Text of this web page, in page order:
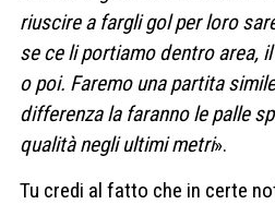
riuscire a fargli gol per loro
se ce li portiamo dentro area,
o poi. Faremo una partita
differenza la faranno le palle
qualità negli ultimi metri».
Tu credi al fatto che in certe